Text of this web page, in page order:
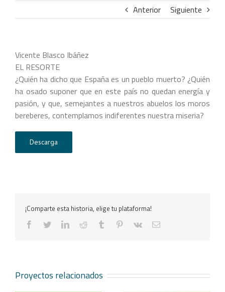
Anterior Siguiente
Vicente Blasco Ibáñez
EL RESORTE
¿Quién ha dicho que España es un pueblo muerto? ¿Quién
ha osado suponer que en este país no quedan energía y
pasión, y que, semejantes a nuestros abuelos los moros
bereberes, contemplamos indiferentes nuestra miseria?
Descarga
¡Comparte esta historia, elige tu plataforma!
facebooktwitterlinkedinreddit tumblr pinterest
vk
Correo
Proyectos relacionados